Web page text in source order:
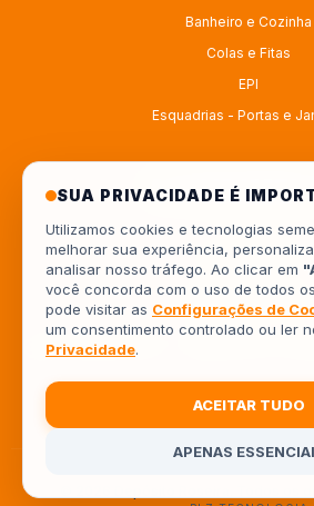
Banheiro e Cozinha
Colas e Fitas
EPI
Esquadrias - Portas e
4333414222
554333414222
Av. Europa, 962 - Jardim Piza,
SUA PRIVACIDADE É
Utilizamos cookies e tecnologias
melhorar sua experiência,
analisar nosso tráfego. Ao clicar em
você concorda com o uso de todos
pode visitar as Configurações de
um consentimento controlado ou ler
Privacidade.
ACEITAR TUDO
APENAS